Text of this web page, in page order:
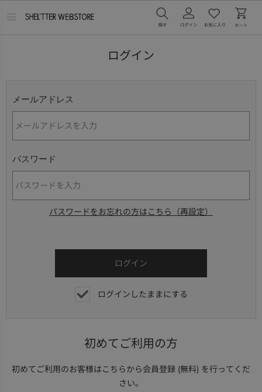
ログイン
メールアドレス
パスワード
パスワードをお忘れの方はこちら（再設定）
ログインしたままにする
初めてご利用の方
初めてご利用のお客様はこちらから会員登録 (無料) を行ってくだ
さい。